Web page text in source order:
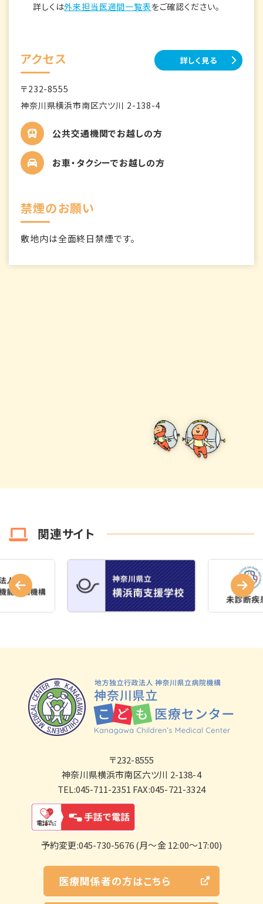
詳しくは外来担当医週間一覧表をご確認ください。
アクセス 詳しく見る
〒232-8555
神奈川県横浜市南区六ツ川 2-138-4
公共交通機関でお越しの方
お車・タクシーでお越しの方
禁煙のお願い
敷地内は全面終日禁煙です。
関連サイト
〒232-8555
神奈川県横浜市南区六ツ川 2-138-4
TEL:045-711-2351 FAX:045-721-3324
予約変更:045-730-5676 (月～金 12:00～17:00)
医療関係者の方はこちら